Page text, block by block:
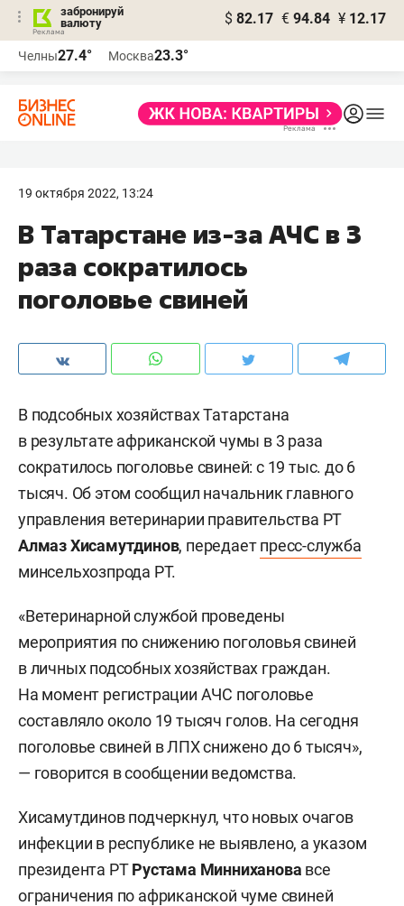
забронируй
валюту
$ 82.17 € 94.84 ¥ 12.17
Челны27.4° Москва23.3°
19 октября 2022, 13:24
В Татарстане из-за АЧС в 3
раза сократилось
поголовье свиней
В подсобных хозяйствах Татарстана
в результате африканской чумы в 3 раза
сократилось поголовье свиней: с 19 тыс. до 6
тысяч. Об этом сообщил начальник главного
управления ветеринарии правительства РТ
Алмаз Хисамутдинов, передаетпресс-служба
минсельхозпрода РТ.
«Ветеринарной службой проведены
мероприятия по снижению поголовья свиней
в личных подсобных хозяйствах граждан.
На момент регистрации АЧС поголовье
составляло около 19 тысяч голов. На сегодня
поголовье свиней в ЛПХ снижено до 6 тысяч»,
— говорится в сообщении ведомства.
Хисамутдинов подчеркнул, что новых очагов
инфекции в республике не выявлено, а указом
президента РТРустама Минниханова все
ограничения по африканской чуме свиней